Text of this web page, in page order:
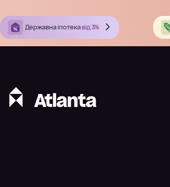
Державна іпотека від 3%